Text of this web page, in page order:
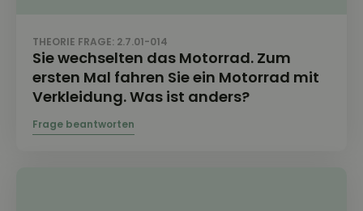
THEORIE FRAGE: 2.7.01-014
Sie wechselten das Motorrad. Zum
ersten Mal fahren Sie ein Motorrad mit
Verkleidung. Was ist anders?